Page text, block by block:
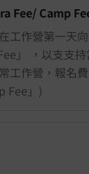
Fee/ Camp
工作營第一天
」 ，以支支
工作營，報名
Fee」)